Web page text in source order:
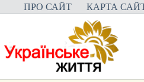
Перейти
до
ПРО САЙТ КАРТА